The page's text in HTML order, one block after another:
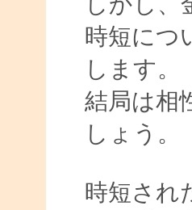
時短につ
します。
結局は相
しょう。
時短され